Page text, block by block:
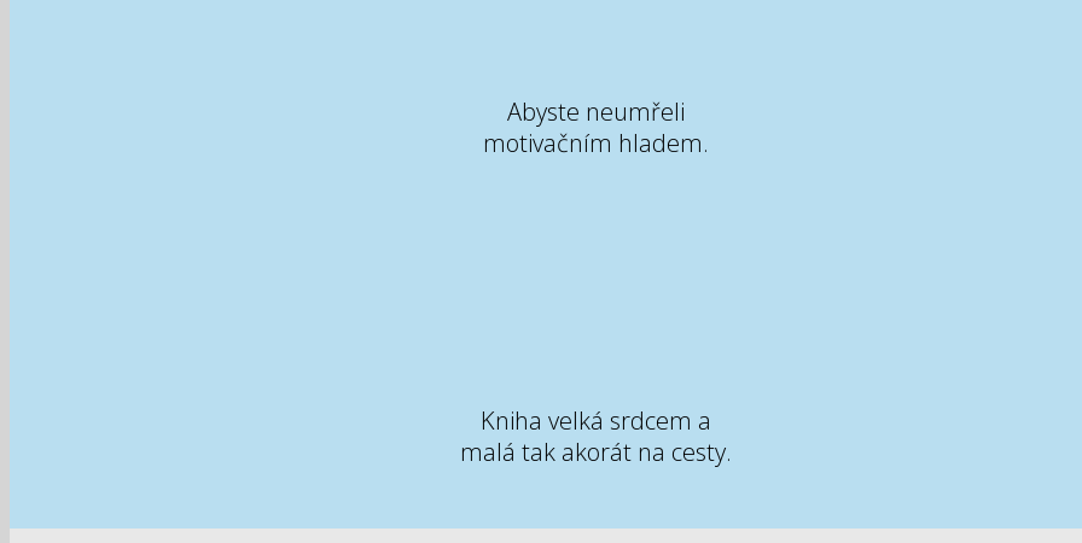
Abyste neumřeli
motivačním hladem.
Kniha velká srdcem a
malá tak akorát na cesty.